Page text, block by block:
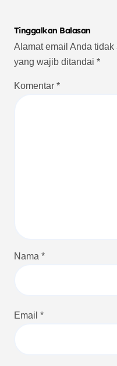
Tinggalkan Balasan
Alamat email Anda
yang wajib ditandai *
Komentar *
Nama *
Email *